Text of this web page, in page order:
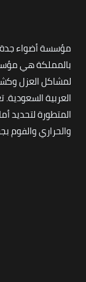
مؤسسة أضواء جدة
بالمملكة هي
لمشاكل العزل
العربية
المتطورة لتحديد
والحراري والفوم